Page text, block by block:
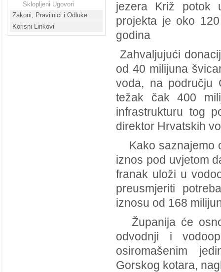
Sklopljeni Ugovori
Zakoni, Pravilnici i Odluke
Korisni Linkovi
jezera Križ potok
projekta je oko
godina
Zahvaljujući
od 40 milijuna
voda, na području
težak čak 400
infrastrukturu tog
direktor Hrvatskih
Kako saznajemo
iznos pod uvjetom
franak uloži u
preusmjeriti
iznosu od 168
Županija će
odvodnji i
osiromašenim
Gorskog kotara,